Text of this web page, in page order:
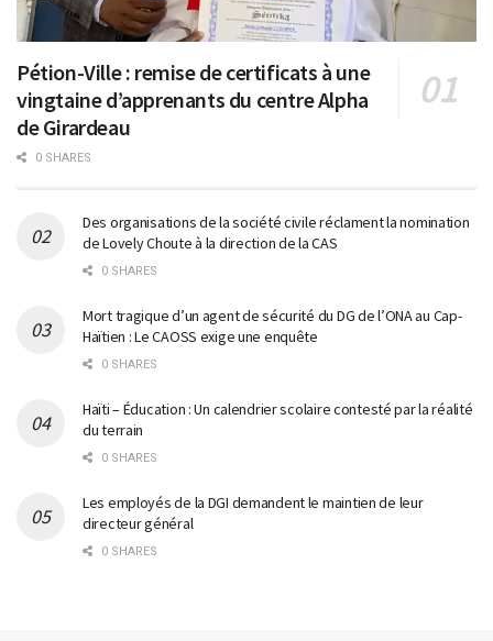
Pétion-Ville : remise de certificats à une
vingtaine d’apprenants du centre Alpha
de Girardeau
0 SHARES
Des organisations de la société civile réclament la nomination
de Lovely Choute à la direction de la CAS
0 SHARES
Mort tragique d’un agent de sécurité du DG de l’ONA au Cap-
Haïtien : Le CAOSS exige une enquête
0 SHARES
Haïti – Éducation : Un calendrier scolaire contesté par la réalité
du terrain
0 SHARES
Les employés de la DGI demandent le maintien de leur
directeur général
0 SHARES